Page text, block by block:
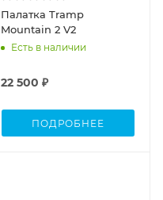
Палатка Tramp
Mountain 2 V2
Есть в наличии
22 500 ₽
ПОДРОБНЕЕ